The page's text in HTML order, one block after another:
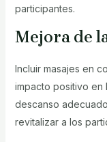
participantes.
Mejora de
Incluir masajes en
impacto positivo en
descanso
revitalizar a los